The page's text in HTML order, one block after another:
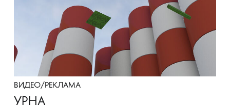
ВИДЕО/РЕКЛАМА
УРНА